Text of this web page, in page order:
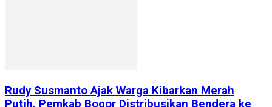
Rudy Susmanto Ajak Warga Kibarkan Merah
Putih, Pemkab Bogor Distribusikan Bendera ke